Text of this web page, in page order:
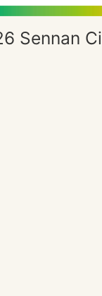
Sennan